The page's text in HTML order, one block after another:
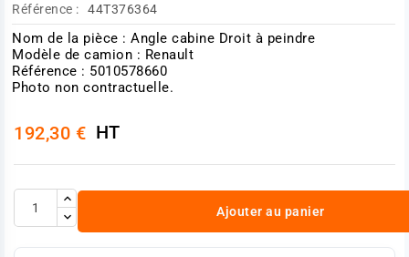
Référence : 44T376364
Nom de la pièce : Angle cabine Droit à peindre
Modèle de camion : Renault
Référence : 5010578660
Photo non contractuelle.
192,30 € HT
Ajouter au panier